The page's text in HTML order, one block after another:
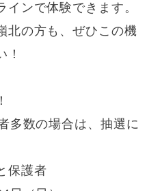
ンで体験できます。
北の方も、ぜひこの機
！
数の場合は、抽選に
保護者